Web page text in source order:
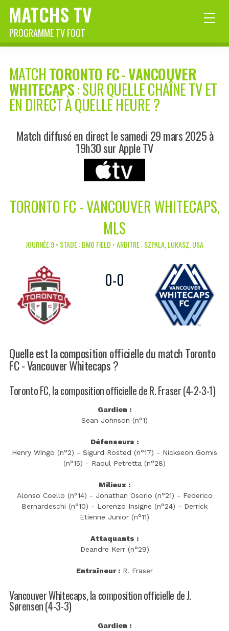
MATCHS TV
PROGRAMME TV FOOT
MATCHTORONTO FC-VANCOUVER
WHITECAPS: SUR QUELLE CHAÎNE TV ET
EN DIRECT À QUELLE HEURE ?
Match diffusé en direct le samedi 29 mars 2025 à
19h30 sur Apple TV
TORONTO FC - VANCOUVER WHITECAPS,
MLS
JOURNÉE 9 • STADE : BMO FIELD • ARBITRE : SZPALA, LUKASZ, USA
0-0
Quelle est la composition officielle du match Toronto
FC - Vancouver Whitecaps ?
Toronto FC, la composition officielle de R. Fraser (4-2-3-1)
Gardien :
Sean Johnson (n°1)
Défenseurs :
Henry Wingo (n°2) - Sigurd Rosted (n°17) - Nickseon Gomis
(n°15) - Raoul Petretta (n°28)
Milieux :
Alonso Coello (n°14) - Jonathan Osorio (n°21) - Federico
Bernardeschi (n°10) - Lorenzo Insigne (n°24) - Derrick
Etienne Junior (n°11)
Attaquants :
Deandre Kerr (n°29)
Entraîneur : R. Fraser
Vancouver Whitecaps, la composition officielle de J.
Sørensen (4-3-3)
Gardien :